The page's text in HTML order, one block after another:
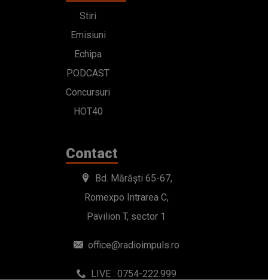
Stiri
Emisiuni
Echipa
PODCAST
Concursuri
HOT40
Contact
Bd. Mărăști 65-67,
Romexpo Intrarea C,
Pavilion T, sector 1
office@radioimpuls.ro
LIVE : 0754-222.999